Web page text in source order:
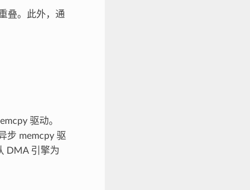
叠。此外，通
驱动。
步 memcpy 驱
DMA 引擎为